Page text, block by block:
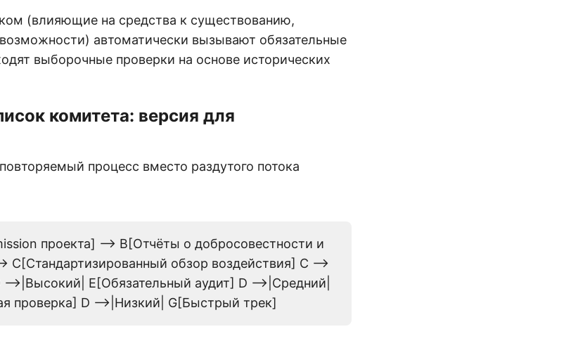
(влияющие на средства к существованию,
автоматически вызывают обязательные
выборочные проверки на основе исторических
комитета: версия для
процесс вместо раздутого потока
проекта] --> B[Отчёты о добросовестности и
C[Стандартизированный обзор воздействия] C -->
>|Высокий| E[Обязательный аудит] D -->|Средний|
проверка] D -->|Низкий| G[Быстрый трек]